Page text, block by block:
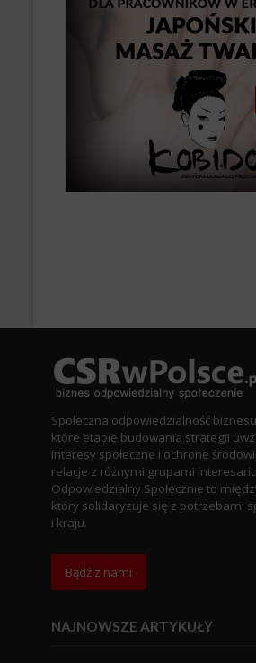
Społeczna odpowiedzialność
które etapie budowania strategii
interesy społeczne i ochronę
relacje z różnymi grupami
Odpowiedzialny Społecznie to
który solidaryzuje się z potrzebami
i kraju.
Bądź z nami
NAJNOWSZE ARTYKUŁY